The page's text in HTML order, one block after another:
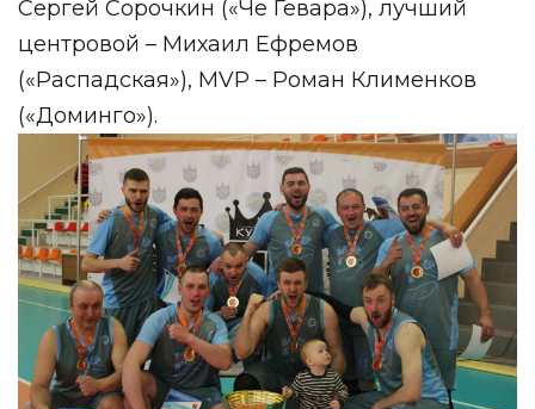
Сергей Сорочкин («Че Гевара»), лучший
центровой – Михаил Ефремов
(«Распадская»), MVP – Роман Клименков
(«Доминго»).